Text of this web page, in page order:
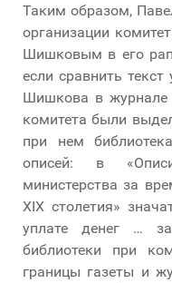
Таким образом,
организации
Шишковым в его
если сравнить
Шишкова в журнале
комитета были
при нем
описей: в
министерства за
XIX столетия»
уплате денег …
библиотеки при
границы газеты и